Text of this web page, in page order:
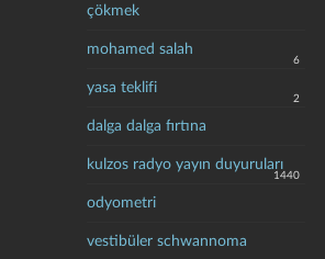
çökmek
mohamed salah
6
yasa teklifi
2
dalga dalga fırtına
kulzos radyo yayın duyuruları
1440
odyometri
vestibüler schwannoma